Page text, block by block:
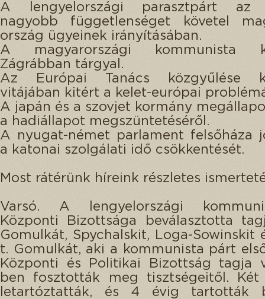
A lengyelországi parasztpárt az
nagyobb függetlenséget követel
ország ügyeinek irányításában.
A magyarországi kommunista
Zágrábban tárgyal.
Az Európai Tanács közgyűlése
vitájában kitért a kelet-európai
A japán és a szovjet kormány
a hadiállapot megszüntetéséről.
A nyugat-német parlament felsőháza
a katonai szolgálati idő csökkentését.
Most rátérünk híreink részletes
Varsó. A lengyelországi
Központi Bizottsága beválasztotta
Gomulkát, Spychalskit, Loga-Sowinskit
t. Gomulkát, aki a kommunista párt
Központi és Politikai Bizottság tagja
ben fosztották meg tisztségeitől. Két
letartóztatták, és 4 évig tartották